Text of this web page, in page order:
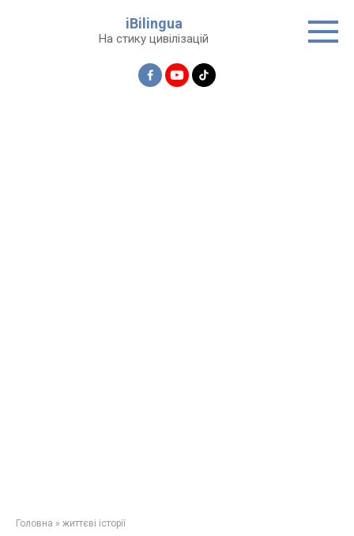
iBilingua
На стику цивілізацій
Головна » життєві історії